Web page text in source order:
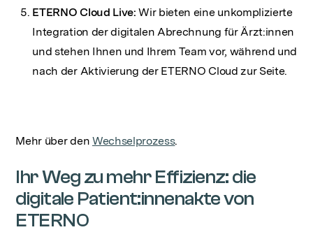
ETERNO Cloud Live:Wir bieten eine unkomplizierte
Integration der digitalen Abrechnung für Ärzt:innen
und stehen Ihnen und Ihrem Team vor, während und
nach der Aktivierung der ETERNO Cloud zur Seite.
Mehr über den Wechselprozess.
Ihr Weg zu mehr Effizienz: die
digitale Patient:innenakte von
ETERNO